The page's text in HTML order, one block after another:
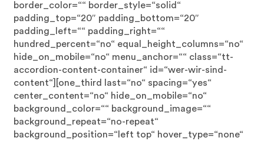
border_color=““ border_style=“solid“
padding_top=“20″ padding_bottom=“20″
padding_left=““ padding_right=““
hundred_percent=“no“ equal_height_columns=“no“
hide_on_mobile=“no“ menu_anchor=““ class=“tt-
accordion-content-container“ id=“wer-wir-sind-
content“][one_third last=“no“ spacing=“yes“
center_content=“no“ hide_on_mobile=“no“
background_color=““ background_image=““
background_repeat=“no-repeat“
background_position=“left top“ hover_type=“none“